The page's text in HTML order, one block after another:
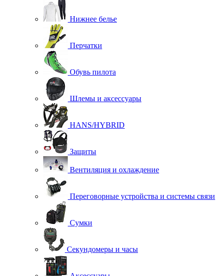
Нижнее белье
Перчатки
Обувь пилота
Шлемы и аксессуары
HANS/HYBRID
Защиты
Вентиляция и охлаждение
Переговорные устройства и системы связи
Сумки
Секундомеры и часы